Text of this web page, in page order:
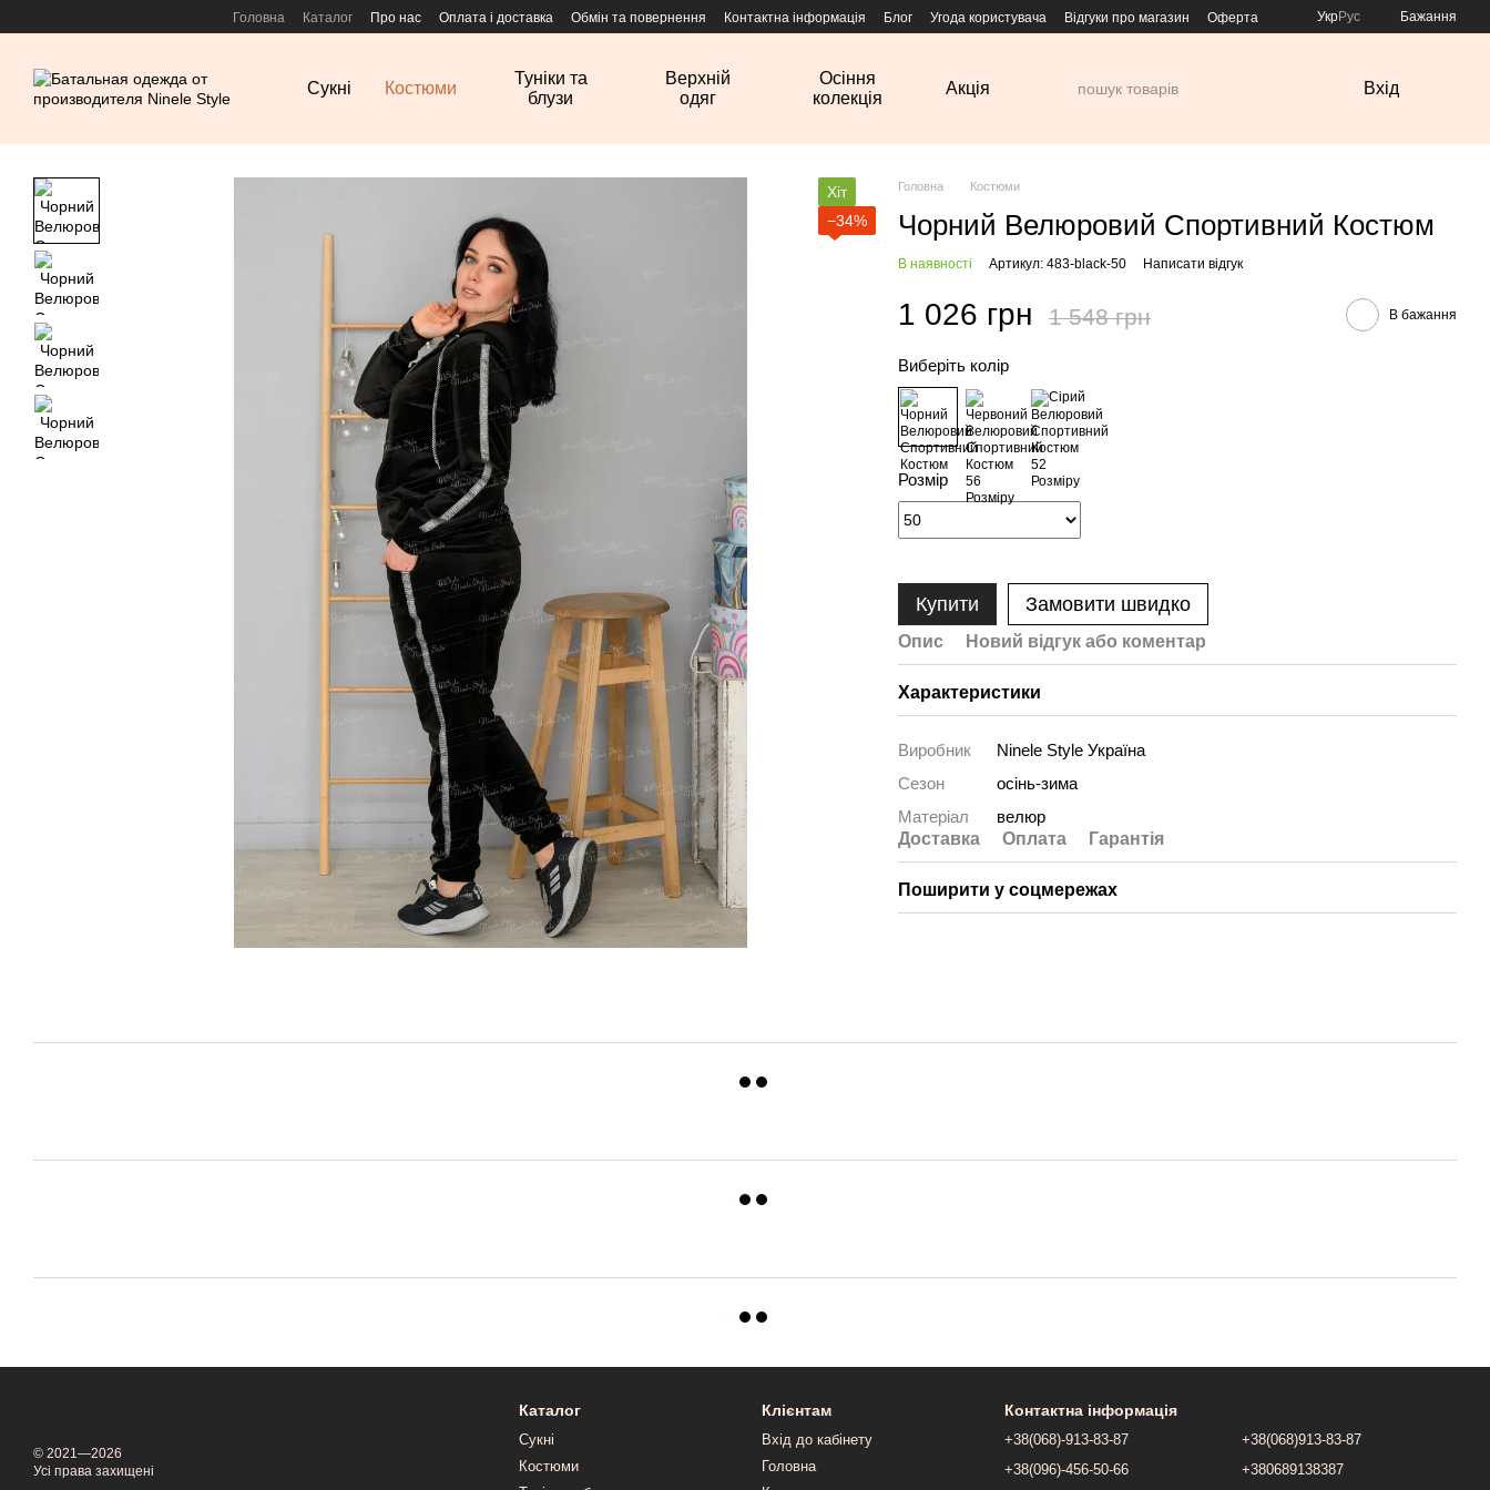
Перейти к основному контентуГоловна Каталог Про нас Оплата і доставка Обмін та повернення Контактна інформація Блог Угода користувача Відгуки про магазин Оферта УкрРус Бажання
Сукні Костюми
Туніки та
блузи
Верхній
одяг
Осіння
колекція
Акція Вхід
Хіт
−34%
Головна Костюми
Чорний Велюровий Спортивний Костюм
В наявності Артикул: 483-black-50 Написати відгук
1 026 грн 1 548 грн В бажання
Виберіть колір
Розмір
Купити Замовити швидко
Опис Новий відгук або коментар
Характеристики
Виробник
Ninele Style Україна
Сезон
осінь-зима
Матеріал
велюр
Доставка
Оплата Гарантія
Поширити у соцмережах
© 2021—2026
Усі права захищені
Каталог
Сукні
Костюми
Клієнтам
Вхід до кабінету
Головна
Контактна інформація
+38(068)-913-83-87
+38(096)-456-50-66
+38(068)913-83-87
+380689138387